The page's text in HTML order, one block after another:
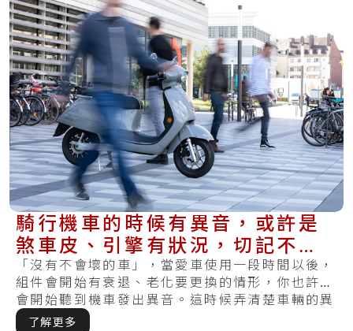
騎行機車的時候有異音，或許是
煞車皮、引擎有狀況，切記不要
當作沒有聽見！
「沒有不會壞的車」，當愛車使用一段時間以後，
組件會開始有衰退、老化要更換的情形，你也許也
會開始聽到機車發出異音。這時候弄清楚車輛的異
音就.....
了解更多